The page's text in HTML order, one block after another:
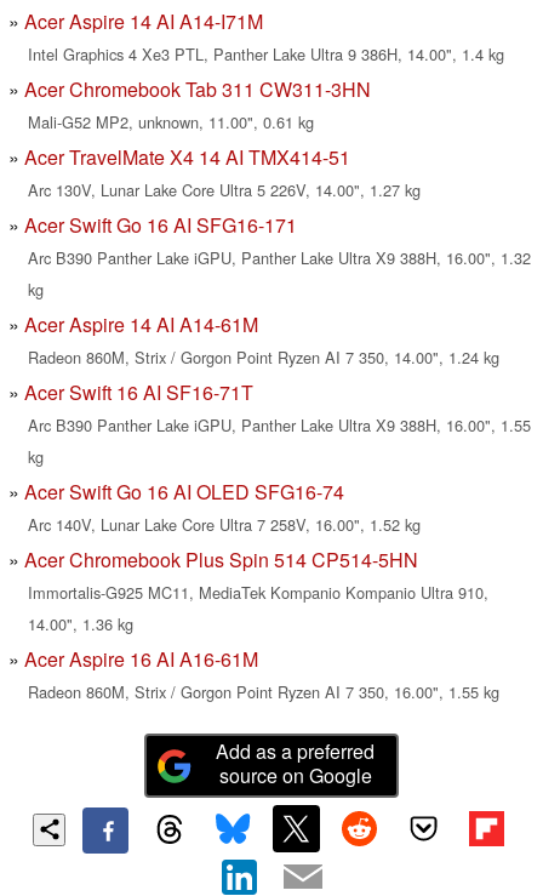
Acer Aspire 14 AI A14-I71M
Intel Graphics 4 Xe3 PTL, Panther Lake Ultra 9 386H, 14.00", 1.4 kg
Acer Chromebook Tab 311 CW311-3HN
Mali-G52 MP2, unknown, 11.00", 0.61 kg
Acer TravelMate X4 14 AI TMX414-51
Arc 130V, Lunar Lake Core Ultra 5 226V, 14.00", 1.27 kg
Acer Swift Go 16 AI SFG16-171
Arc B390 Panther Lake iGPU, Panther Lake Ultra X9 388H, 16.00", 1.32
kg
Acer Aspire 14 AI A14-61M
Radeon 860M, Strix / Gorgon Point Ryzen AI 7 350, 14.00", 1.24 kg
Acer Swift 16 AI SF16-71T
Arc B390 Panther Lake iGPU, Panther Lake Ultra X9 388H, 16.00", 1.55
kg
Acer Swift Go 16 AI OLED SFG16-74
Arc 140V, Lunar Lake Core Ultra 7 258V, 16.00", 1.52 kg
Acer Chromebook Plus Spin 514 CP514-5HN
Immortalis-G925 MC11, MediaTek Kompanio Kompanio Ultra 910,
14.00", 1.36 kg
Acer Aspire 16 AI A16-61M
Radeon 860M, Strix / Gorgon Point Ryzen AI 7 350, 16.00", 1.55 kg
Add as a preferred
source on Google